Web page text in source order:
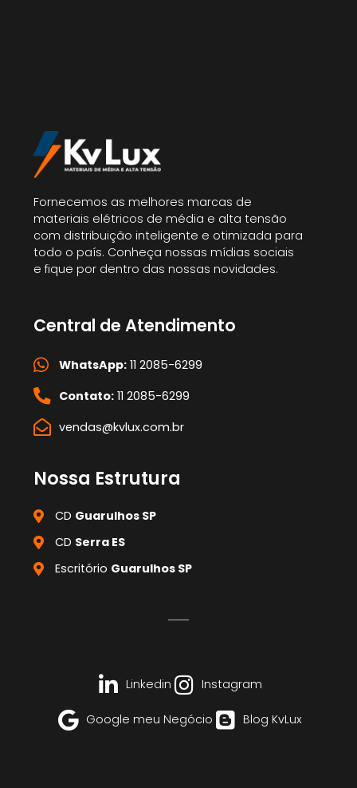
Fornecemos as melhores marcas de
materiais elétricos de média e alta tensão
com distribuição inteligente e otimizada para
todo o país. Conheça nossas mídias sociais
e fique por dentro das nossas novidades.
Central de Atendimento
WhatsApp:11 2085-6299
Contato:11 2085-6299
vendas@kvlux.com.br
Nossa Estrutura
CD Guarulhos SP
CD Serra ES
Escritório Guarulhos SP
Linkedin Instagram
Google meu Negócio Blog KvLux